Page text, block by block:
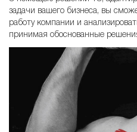
задачи вашего бизнеса, вы
работу компании и
принимая обоснованные